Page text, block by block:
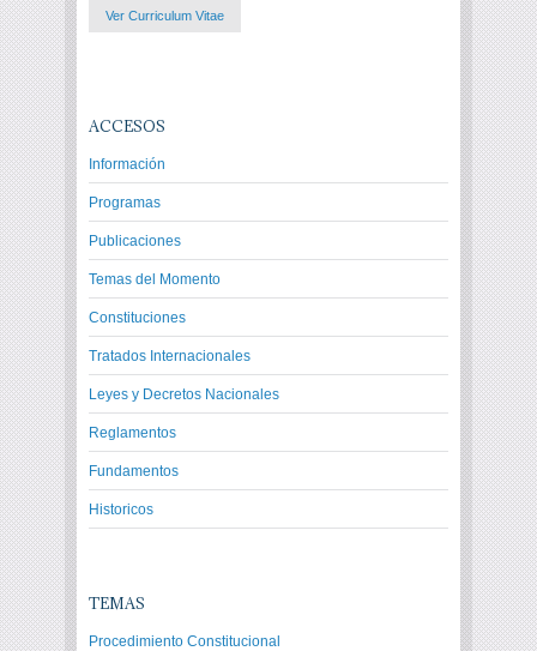
Ver Curriculum Vitae
ACCESOS
Información
Programas
Publicaciones
Temas del Momento
Constituciones
Tratados Internacionales
Leyes y Decretos Nacionales
Reglamentos
Fundamentos
Historicos
TEMAS
Procedimiento Constitucional